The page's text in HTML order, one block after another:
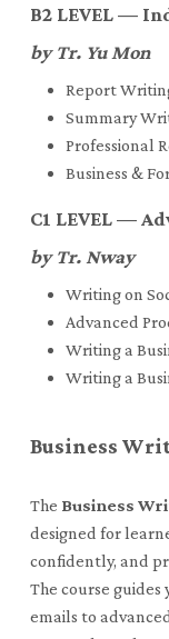
B2 LEVEL —
by Tr. Yu Mon
Report
Summary
Professional
Business &
C1 LEVEL —
by Tr. Nway
Writing on
Advanced
Writing a
Writing a
Business
The Business
designed for
confidently, and
The course guides
emails to